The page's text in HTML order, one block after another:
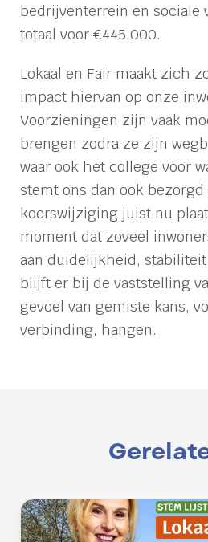
bedrijventerrein en sociale
totaal voor €445.000.
Lokaal en Fair maakt zich
impact hiervan op onze
Voorzieningen zijn vaak
brengen zodra ze zijn
waar ook het college voor
stemt ons dan ook bezorgd
koerswijziging juist nu
moment dat zoveel
aan duidelijkheid,
blijft er bij de vaststelling
gevoel van gemiste kans,
verbinding, hangen.